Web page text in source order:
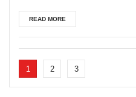
READ MORE
1 2 3